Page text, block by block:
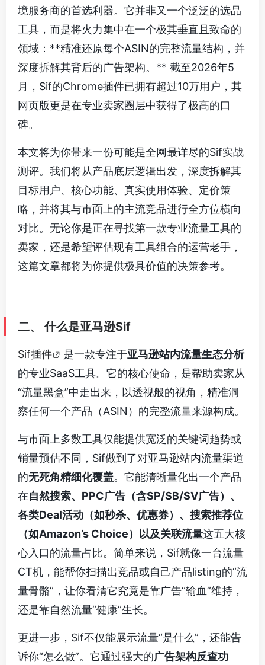
境服务商的首选利器。它并非又一个泛泛的选品
工具，而是将火力集中在一个极其垂直且致命的
领域：**精准还原每个ASIN的完整流量结构，并
深度拆解其背后的广告架构。** 截至2026年5
月，Sif的Chrome插件已拥有超过10万用户，其
网页版更是在专业卖家圈层中获得了极高的口
碑。
本文将为你带来一份可能是全网最详尽的Sif实战
测评。我们将从产品底层逻辑出发，深度拆解其
目标用户、核心功能、真实使用体验、定价策
略，并将其与市面上的主流竞品进行全方位横向
对比。无论你是正在寻找第一款专业流量工具的
卖家，还是希望评估现有工具组合的运营老手，
这篇文章都将为你提供极具价值的决策参考。
二、 什么是亚马逊Sif
Sif插件 是一款专注于亚马逊站内流量生态分析
的专业SaaS工具。它的核心使命，是帮助卖家从
“流量黑盒”中走出来，以透视般的视角，精准洞
察任何一个产品（ASIN）的完整流量来源构成。
与市面上多数工具仅能提供宽泛的关键词趋势或
销量预估不同，Sif做到了对亚马逊站内流量渠道
的无死角精细化覆盖。它能清晰量化出一个产品
在自然搜索、PPC广告（含SP/SB/SV广告）、
各类Deal活动（如秒杀、优惠券）、搜索推荐位
（如Amazon’s Choice）以及关联流量这五大核
心入口的流量占比。简单来说，Sif就像一台流量
CT机，能帮你扫描出竞品或自己产品listing的“流
量骨骼”，让你看清它究竟是靠广告“输血”维持，
还是靠自然流量“健康”生长。
更进一步，Sif不仅能展示流量“是什么”，还能告
诉你“怎么做”。它通过强大的广告架构反查功